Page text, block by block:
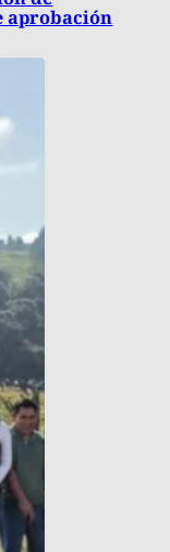
aprobación